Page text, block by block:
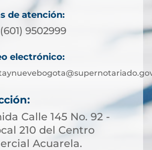
de atención:
9502999
electrónico:
Calle 145 No. 92 -
210 del Centro
Acuarela.